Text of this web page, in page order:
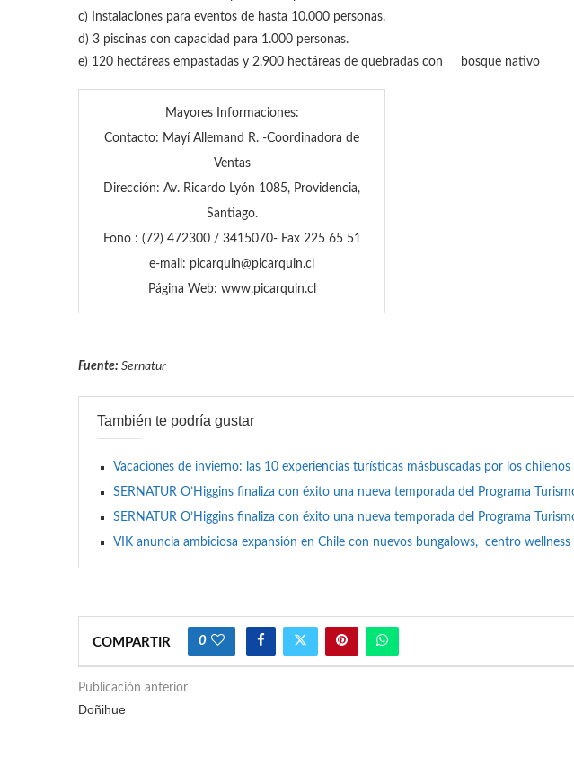
c) Instalaciones para eventos de hasta 10.000 personas.
d) 3 piscinas con capacidad para 1.000 personas.
e) 120 hectáreas empastadas y 2.900 hectáreas de quebradas con bosque nativo
Mayores Informaciones:
Contacto: Mayí Allemand R. -Coordinadora de
Ventas
Dirección: Av. Ricardo Lyón 1085, Providencia,
Santiago.
Fono : (72) 472300 / 3415070- Fax 225 65 51
e-mail: picarquin@picarquin.cl
Página Web: www.picarquin.cl
Fuente: Sernatur
También te podría gustar
Vacaciones de invierno: las 10 experiencias turísticas másbuscadas por los chilenos
SERNATUR O’Higgins finaliza con éxito una nueva temporada del Programa
SERNATUR O’Higgins finaliza con éxito una nueva temporada del Programa
VIK anuncia ambiciosa expansión en Chile con nuevos bungalows, centro
COMPARTIR 0
Publicación anterior
Doñihue